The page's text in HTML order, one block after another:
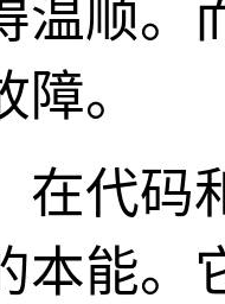
温顺。
。
在代码
本能。